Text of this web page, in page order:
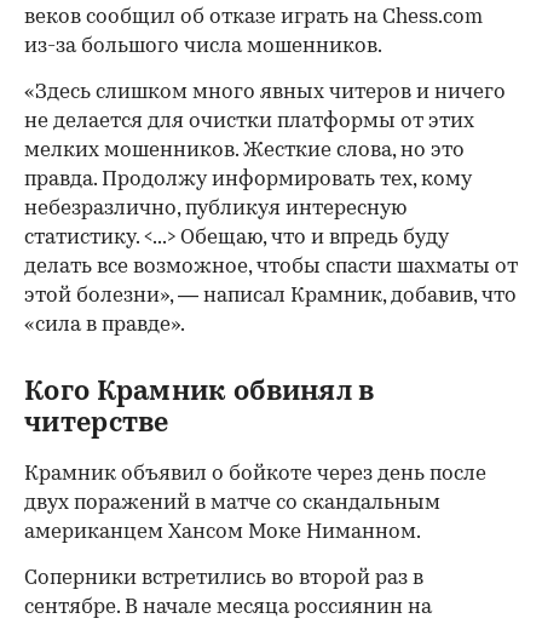
веков сообщил об отказе играть на Chess.com
из-за большого числа мошенников.
«Здесь слишком много явных читеров и ничего
не делается для очистки платформы от этих
мелких мошенников. Жесткие слова, но это
правда. Продолжу информировать тех, кому
небезразлично, публикуя интересную
статистику. <...> Обещаю, что и впредь буду
делать все возможное, чтобы спасти шахматы от
этой болезни», — написал Крамник, добавив, что
«сила в правде».
Кого Крамник обвинял в
читерстве
Крамник объявил о бойкоте через день после
двух поражений в матче со скандальным
американцем Хансом Моке Ниманном.
Соперники встретились во второй раз в
сентябре. В начале месяца россиянин на